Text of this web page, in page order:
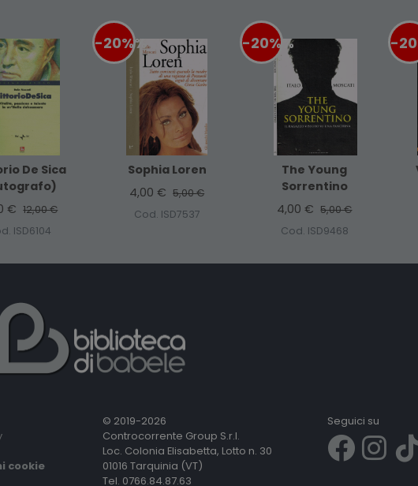
De Sica
€ 12,00 €
ISD6104
-20%%
Sophia Loren
4,00 € 5,00 €
Cod. ISD7537
-20%%
The Young
Sorrentino
4,00 € 5,00 €
Cod. ISD9468
-
cookie
© 2019-2026
Controcorrente Group S.r.l.
Loc. Colonia Elisabetta, Lotto n. 30
01016 Tarquinia (VT)
Tel. 0766.84.87.63
Seguici su